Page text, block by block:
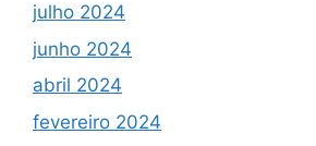
julho 2024
junho 2024
abril 2024
fevereiro 2024